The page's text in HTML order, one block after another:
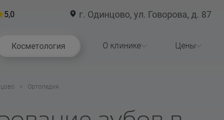
5,0 г. Одинцово, ул. Говорова, д. 87
Косметология О клинике Цены
Ортопедия